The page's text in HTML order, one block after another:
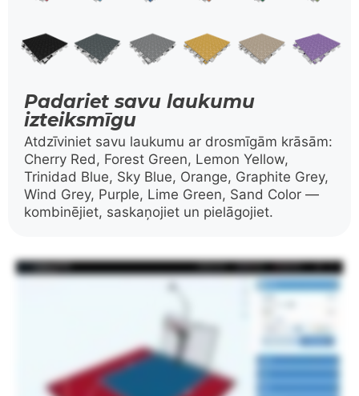
Padariet savu laukumu
izteiksmīgu
Atdzīviniet savu laukumu ar drosmīgām krāsām:
Cherry Red, Forest Green, Lemon Yellow,
Trinidad Blue, Sky Blue, Orange, Graphite Grey,
Wind Grey, Purple, Lime Green, Sand Color —
kombinējiet, saskaņojiet un pielāgojiet.